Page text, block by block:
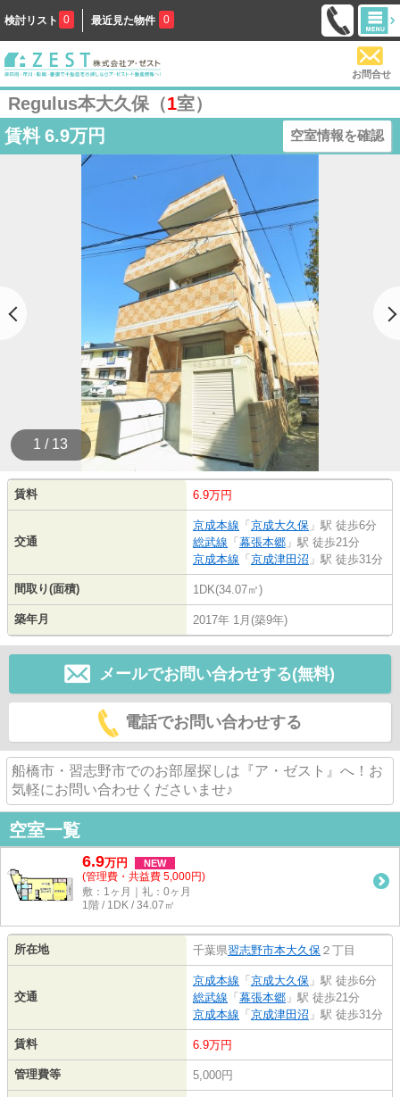
検討リスト 0 最近見た物件 0
お問合せ
Regulus本大久保（1室）
賃料 6.9万円 空室情報を確認
1 / 13
賃料 6.9万円
交通
京成本線 「 京成大久保 」駅 徒歩6分
総武線 「 幕張本郷 」駅 徒歩21分
京成本線 「 京成津田沼 」駅 徒歩31分
間取り(面積) 1DK(34.07㎡)
築年月 2017年 1月(築9年)
メールでお問い合わせする(無料)
電話でお問い合わせする
船橋市・習志野市でのお部屋探しは『ア・ゼスト』へ！お
気軽にお問い合わせくださいませ♪
空室一覧
6.9万円 NEW
(管理費・共益費 5,000円)
敷：1ヶ月｜礼：0ヶ月
1階 / 1DK / 34.07㎡
所在地 千葉県習志野市本大久保 ２丁目
交通
京成本線 「 京成大久保 」駅 徒歩6分
総武線 「 幕張本郷 」駅 徒歩21分
京成本線 「 京成津田沼 」駅 徒歩31分
賃料 6.9万円
管理費等 5,000円